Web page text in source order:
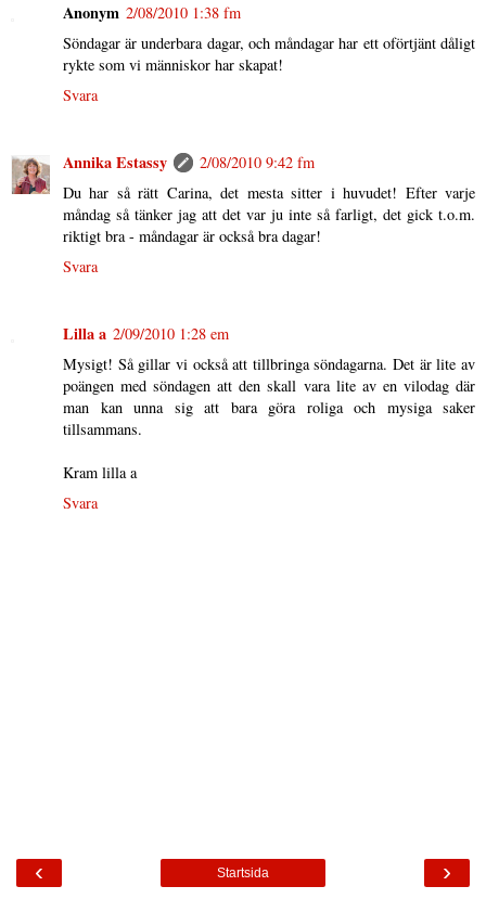
Anonym 2/08/2010 1:38 fm
Söndagar är underbara dagar, och måndagar har ett oförtjänt dåligt
rykte som vi människor har skapat!
Svara
Annika Estassy
2/08/2010 9:42 fm
Du har så rätt Carina, det mesta sitter i huvudet! Efter varje
måndag så tänker jag att det var ju inte så farligt, det gick t.o.m.
riktigt bra - måndagar är också bra dagar!
Svara
Lilla a 2/09/2010 1:28 em
Mysigt! Så gillar vi också att tillbringa söndagarna. Det är lite av
poängen med söndagen att den skall vara lite av en vilodag där
man kan unna sig att bara göra roliga och mysiga saker
tillsammans.
Kram lilla a
Svara
‹ ›
Startsida